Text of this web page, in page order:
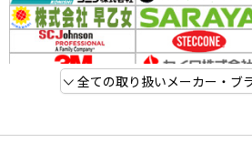
全ての取り扱いメーカー・ブ